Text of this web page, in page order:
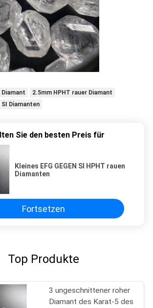
Diamant
2.5mm HPHT rauer Diamant
SI Diamanten
Sie den besten Preis für
Kleines EFG GEGEN SI HPHT rauen
Diamanten
Fortsetzen
Top Produkte
3 ungeschnittener roher
Diamant des Karat-5 des